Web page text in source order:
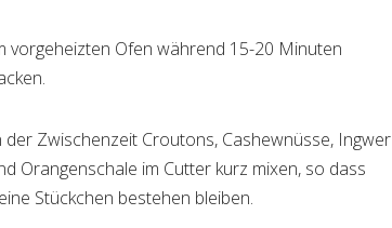
vorgeheizten Ofen während 15-20 Minuten
der Zwischenzeit Croutons, Cashewnüsse, Ingwer
Orangenschale im Cutter kurz mixen, so dass
Stückchen bestehen bleiben.